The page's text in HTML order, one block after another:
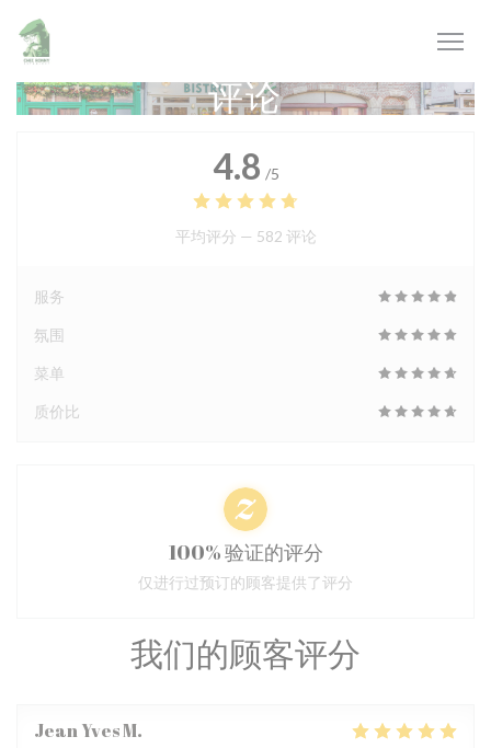
Cookie管理面板
评论
我们的顾客评分
Jean YvesM
4.8 /5
平均评分 — 582 评论
服务
氛围
菜单
质价比
100% 验证的评分
仅进行过预订的顾客提供了评分